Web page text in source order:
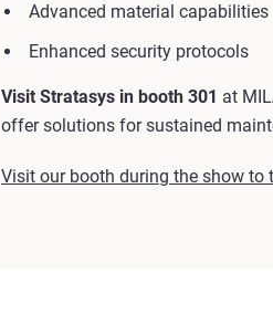
Advanced material capabilities
Enhanced security protocols
Visit Stratasys in booth 301 at
offer solutions for sustained
Visit our booth during the show to